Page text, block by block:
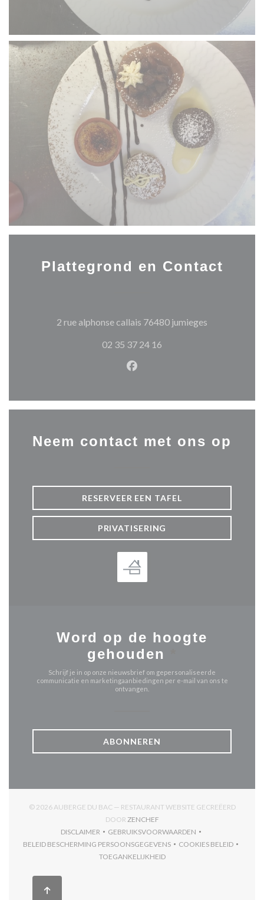
Plattegrond en Contact
2 rue alphonse callais 76480 jumieges
02 35 37 24 16
Facebook ((opent in een
Neem contact met ons op
RESERVEER EEN TAFEL
PRIVATISERING
Word op de hoogte
gehouden
Schrijf je in op onze nieuwsbrief om gepersonaliseerde
communicatie en marketingaanbiedingen per e-mail van ons te
ontvangen.
ABONNEREN
© 2026 AUBERGE DU BAC — RESTAURANT WEBSITE GECREËERD
DOOR ZENCHEF((OPENT IN EEN NIEUW
DISCLAIMER
((OPENT IN EEN NIEUW VENSTER))
GEBRUIKSVOORWAARDEN
((OPENT IN EEN NIEUW
BELEID BESCHERMING PERSOONSGEGEVENS
((OPENT IN EEN NIEUW VENSTER))
COOKIES BELEID
((OPENT IN EEN
TOEGANKELIJKHEID
((OPENT IN EEN NIEUW VENSTER))